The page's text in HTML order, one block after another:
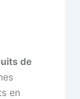
de
en